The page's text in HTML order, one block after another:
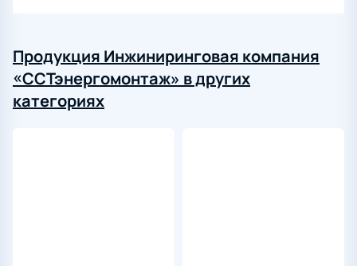
Продукция Инжиниринговая компания
«ССТэнергомонтаж» в других
категориях